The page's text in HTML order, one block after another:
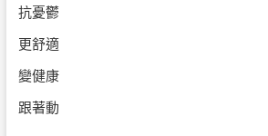
抗憂鬱
更舒適
變健康
跟著動